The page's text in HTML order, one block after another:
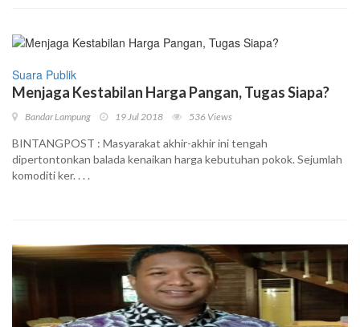
Suara Publik
Menjaga Kestabilan Harga Pangan, Tugas Siapa?
Bandar Lampung 19 Jul 2018 536 Views
BINTANGPOST : Masyarakat akhir-akhir ini tengah
dipertontonkan balada kenaikan harga kebutuhan pokok. Sejumlah
komoditi ker. . . .